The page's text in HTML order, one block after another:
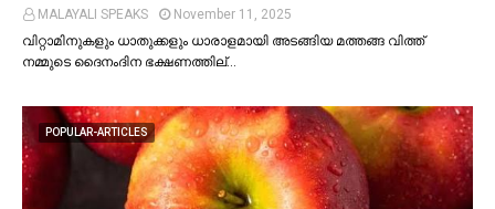
MALAYALI SPEAKS
November 11, 2025
വിറ്റാമിനുകളും ധാതുക്കളും ധാരാളമായി അടങ്ങിയ മത്തങ്ങ വിത്ത്
നമ്മുടെ ദൈനംദിന ഭക്ഷണത്തില്…
POPULAR-ARTICLES